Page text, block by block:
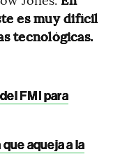
es muy difícil
tecnológicas.
FMI para
aqueja a la